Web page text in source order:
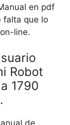
en pdf
falta que lo
line.
Robot
1790